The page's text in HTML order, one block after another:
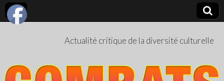
Actualité critique de la diversité culturelle